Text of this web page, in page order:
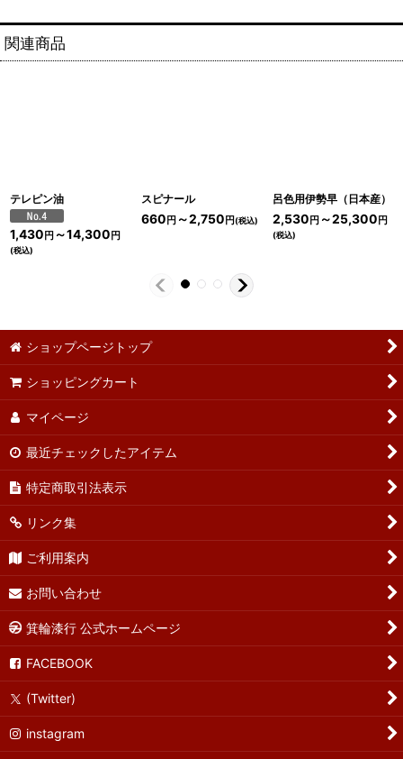
関連商品
テレピン油
1,430 円 ～14,300 円
(税込)
スピナール
660 円 ～2,750 円(税込)
呂色用伊勢早（日本産）
2,530 円 ～25,300 円
(税込)
ショップページトップ
ショッピングカート
マイページ
最近チェックしたアイテム
特定商取引法表示
リンク集
ご利用案内
お問い合わせ
箕輪漆行 公式ホームページ
FACEBOOK
(Twitter)
instagram